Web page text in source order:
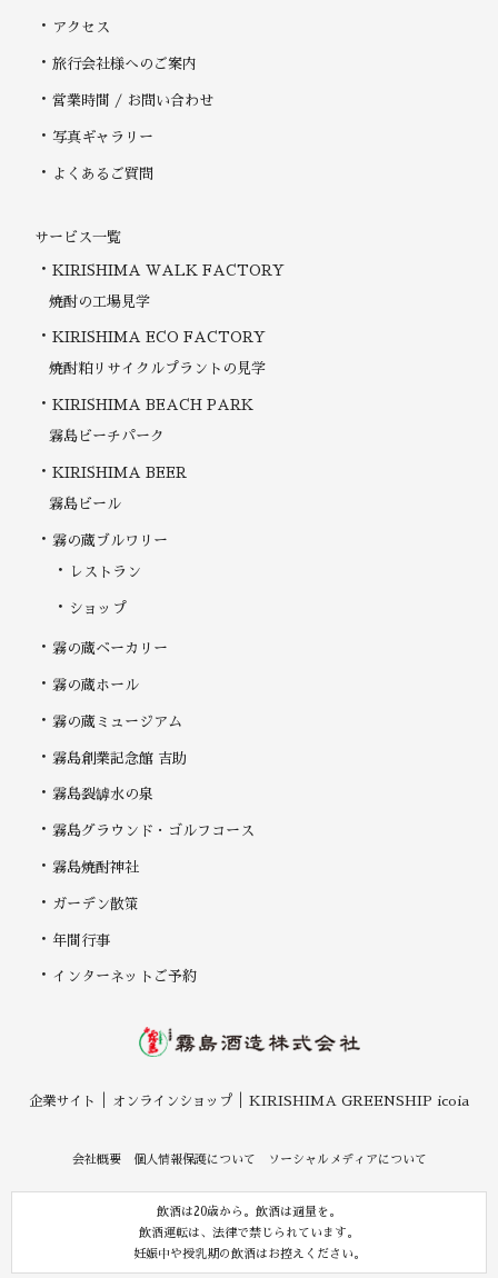
アクセス
旅行会社様へのご案内
営業時間 / お問い合わせ
写真ギャラリー
よくあるご質問
サービス一覧
KIRISHIMA WALK FACTORY
焼酎の工場見学
KIRISHIMA ECO FACTORY
焼酎粕リサイクルプラントの見学
KIRISHIMA BEACH PARK
霧島ビーチパーク
KIRISHIMA BEER
霧島ビール
霧の蔵ブルワリー
レストラン
ショップ
霧の蔵ベーカリー
霧の蔵ホール
霧の蔵ミュージアム
霧島創業記念館 吉助
霧島裂罅水の泉
霧島グラウンド・ゴルフコース
霧島焼酎神社
ガーデン散策
年間行事
インターネットご予約
企業サイト オンラインショップ KIRISHIMA GREENSHIP icoia
会社概要 個人情報保護について ソーシャルメディアについて
飲酒は20歳から。飲酒は適量を。
飲酒運転は、法律で禁じられています。
妊娠中や授乳期の飲酒はお控えください。